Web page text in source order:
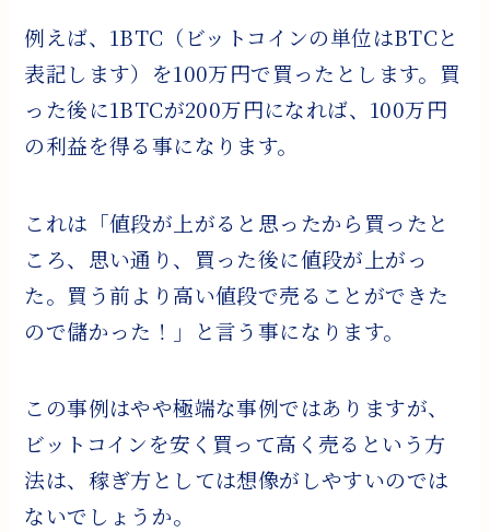
例えば、1BTC（ビットコインの単位はBTCと
表記します）を100万円で買ったとします。買
った後に1BTCが200万円になれば、100万円
の利益を得る事になります。
これは「値段が上がると思ったから買ったと
ころ、思い通り、買った後に値段が上がっ
た。買う前より高い値段で売ることができた
ので儲かった！」と言う事になります。
この事例はやや極端な事例ではありますが、
ビットコインを安く買って高く売るという方
法は、稼ぎ方としては想像がしやすいのでは
ないでしょうか。